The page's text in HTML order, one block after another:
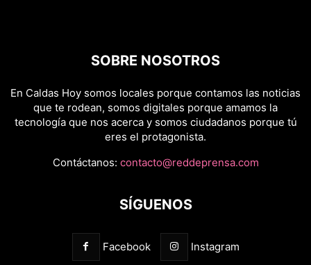
SOBRE NOSOTROS
En Caldas Hoy somos locales porque contamos las noticias
que te rodean, somos digitales porque amamos la
tecnología que nos acerca y somos ciudadanos porque tú
eres el protagonista.
Contáctanos: contacto@reddeprensa.com
SÍGUENOS
Facebook Instagram